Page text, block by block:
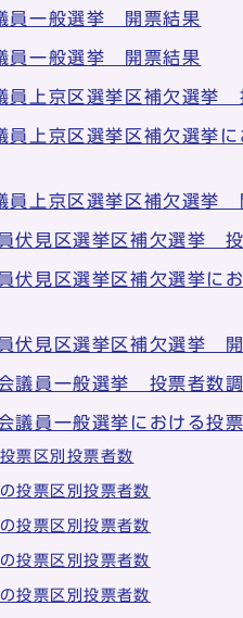
員一般選挙 開票結果
員一般選挙 開票結果
上京区選挙区補欠選挙
京区選挙区補欠選挙に
上京区選挙区補欠選挙
見区選挙区補欠選挙 投
見区選挙区補欠選挙に
見区選挙区補欠選挙 開
議員一般選挙 投票者数調
員一般選挙における投
票区別投票者数
投票区別投票者数
投票区別投票者数
投票区別投票者数
投票区別投票者数